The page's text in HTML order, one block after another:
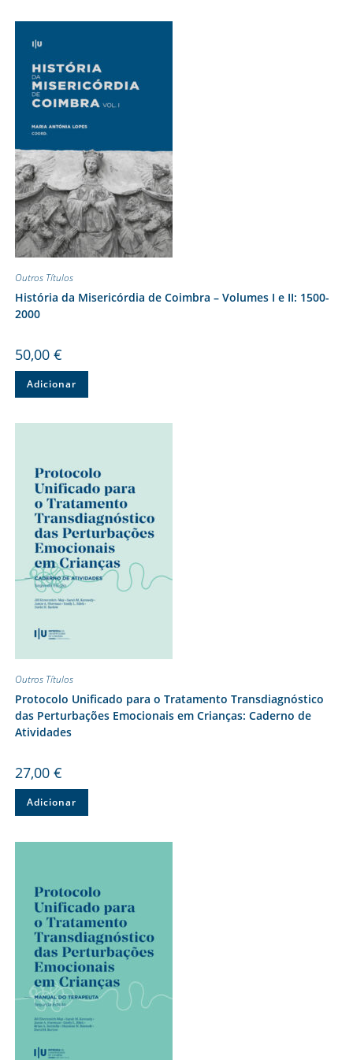
Outros Títulos
História da Misericórdia de Coimbra – Volumes I e II: 1500-
2000
50,00 €
Adicionar
Outros Títulos
Protocolo Unificado para o Tratamento Transdiagnóstico
das Perturbações Emocionais em Crianças: Caderno de
Atividades
27,00 €
Adicionar